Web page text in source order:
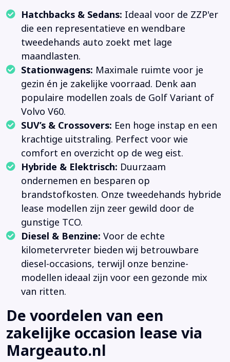
Hatchbacks & Sedans: Ideaal voor de ZZP'er
die een representatieve en wendbare
tweedehands auto zoekt met lage
maandlasten.
Stationwagens: Maximale ruimte voor je
gezin én je zakelijke voorraad. Denk aan
populaire modellen zoals de Golf Variant of
Volvo V60.
SUV’s & Crossovers: Een hoge instap en een
krachtige uitstraling. Perfect voor wie
comfort en overzicht op de weg eist.
Hybride & Elektrisch: Duurzaam
ondernemen en besparen op
brandstofkosten. Onze tweedehands hybride
lease modellen zijn zeer gewild door de
gunstige TCO.
Diesel & Benzine: Voor de echte
kilometervreter bieden wij betrouwbare
diesel-occasions, terwijl onze benzine-
modellen ideaal zijn voor een gezonde mix
van ritten.
De voordelen van een
zakelijke occasion lease via
Margeauto.nl